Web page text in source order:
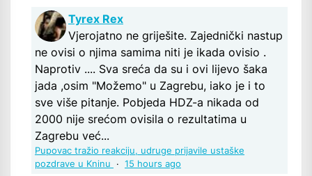
Tyrex Rex
Vjerojatno ne griješite. Zajednički nastup
ne ovisi o njima samima niti je ikada ovisio .
Naprotiv .... Sva sreća da su i ovi lijevo šaka
jada ,osim "Možemo" u Zagrebu, iako je i to
sve više pitanje. Pobjeda HDZ-a nikada od
2000 nije srećom ovisila o rezultatima u
Zagrebu već...
Pupovac tražio reakciju, udruge prijavile ustaške
pozdrave u Kninu
· 15 hours ago